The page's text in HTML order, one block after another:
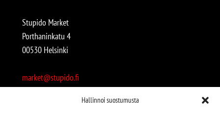
Hallinnoi suostumusta
Stupido Market
Porthaninkatu 4
00530 Helsinki
market@stupido.fi